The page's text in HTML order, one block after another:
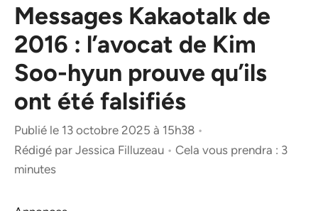
Messages Kakaotalk de
2016 : l’avocat de Kim
Soo-hyun prouve qu’ils
ont été falsifiés
Publié le 13 octobre 2025 à 15h38 •
Rédigé par Jessica Filluzeau • Cela vous prendra : 3
minutes